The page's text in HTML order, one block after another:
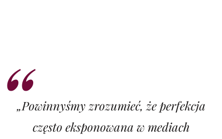
„Powinnyśmy zrozumieć, że perfekcja
często eksponowana w mediach